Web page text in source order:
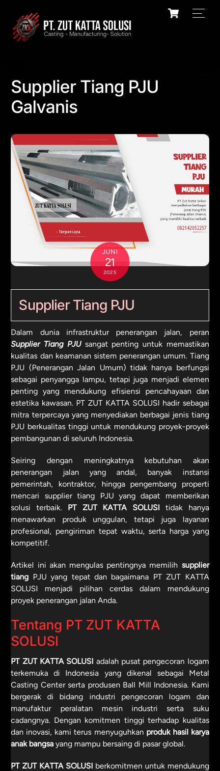
content
Cart
Supplier Tiang PJU
Galvanis
JUNI
21
2025
Supplier Tiang PJU
Dalam dunia infrastruktur penerangan jalan, peran
Supplier Tiang PJU sangat penting untuk memastikan
kualitas dan keamanan sistem penerangan umum. Tiang
PJU (Penerangan Jalan Umum) tidak hanya berfungsi
sebagai penyangga lampu, tetapi juga menjadi elemen
penting yang mendukung efisiensi pencahayaan dan
estetika kawasan. PT ZUT KATTA SOLUSI hadir sebagai
mitra terpercaya yang menyediakan berbagai jenis tiang
PJU berkualitas tinggi untuk mendukung proyek-proyek
pembangunan di seluruh Indonesia.
Seiring dengan meningkatnya kebutuhan akan
penerangan jalan yang andal, banyak instansi
pemerintah, kontraktor, hingga pengembang properti
mencari supplier tiang PJU yang dapat memberikan
solusi terbaik. PT ZUT KATTA SOLUSI tidak hanya
menawarkan produk unggulan, tetapi juga layanan
profesional, pengiriman tepat waktu, serta harga yang
kompetitif.
Artikel ini akan mengulas pentingnya memilih supplier
tiang PJU yang tepat dan bagaimana PT ZUT KATTA
SOLUSI menjadi pilihan cerdas dalam mendukung
proyek penerangan jalan Anda.
Tentang PT ZUT KATTA
SOLUSI
PT ZUT KATTA SOLUSI adalah pusat pengecoran logam
terkemuka di Indonesia yang dikenal sebagai Metal
Casting Center serta produsen Ball Mill Indonesia. Kami
bergerak di bidang industri pengecoran logam dan
manufaktur peralatan mesin industri serta suku
cadangnya. Dengan komitmen tinggi terhadap kualitas
dan inovasi, kami terus menyuguhkan produk hasil karya
anak bangsa yang mampu bersaing di pasar global.
PT ZUT KATTA SOLUSI berkomitmen untuk mendukung